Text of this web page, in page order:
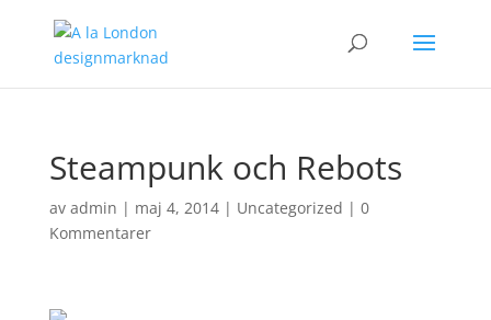
Steampunk och Rebots
av admin | maj 4, 2014| Uncategorized | 0
Kommentarer